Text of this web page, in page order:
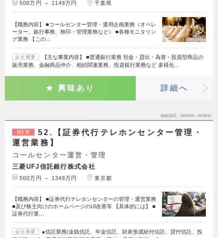
500万円 ～ 1149万円 千葉県
【職務内容】 ■コールセンター管理・運用企画業務（オペレ
ーター、銀行事務、検印・管理業務など） ■各種モニタリン
グ業務 【この…
会社概要
【主な事業内容】 ■普通銀行業務 預金・貸出・為替・投資型商品の
販売業務、金融商品仲介、相続関連業務、投資銀行業務など 多様化…
興味あり 詳細へ
掲載期間 26/08/06～26/08/19
NEW
52.【証券代行テレホンセンター管理・
運営業務】
コールセンター運営・管理
三菱UFJ信託銀行株式会社
500万円 ～ 1349万円 東京都
【職務内容】 ■証券代行テレホンセンターの管理・運営業務
■及び株主向けのホームページのUI改善等 【具体的には】 ■
証券代行業…
会社概要
●信託業務(金銭信託、年金信託、財産形成給付信託、貸付信託、投